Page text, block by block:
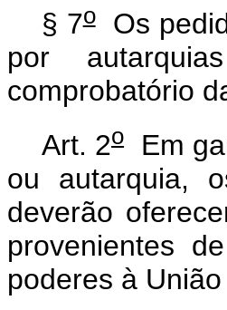
§ 7oOs
por
comprobatório
Art. 2o
Em
ou autarquia,
deverão
provenientes
poderes à